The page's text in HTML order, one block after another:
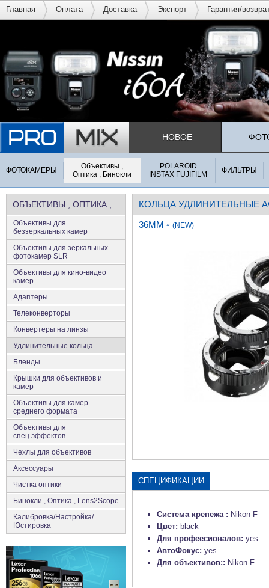
Главная Оплата Доставка Экспорт Гарантия/
НОВОЕ
ФОТОКАМЕРЫ
Объективы ,
Оптика , Бинокли
POLAROID
INSTAX FUJIFILM
ФИЛЬТРЫ
ОБЪЕКТИВЫ , ОПТИКА ,
БИНОКЛИ
Объективы для
беззеркальных камер
Объективы для зеркальных
фотокамер SLR
Объективы для кино-видео
камер
Адаптеры
Телеконверторы
Конвертеры на линзы
Удлинительные кольца
Бленды
Крышки для объективов и
камер
Объективы для камер
среднего формата
Объективы для
спец.эффектов
Чехлы для объективов
Аксеcсуары
Чистка оптики
Бинокли , Оптика , Lens2Scope
Калибровка/Настройка/
Юстировка
КОЛЬЦА УДЛИНИТЕЛЬНЫЕ
36MM » (NEW)
СПЕЦИФИКАЦИИ
Система крепежа : Nikon-F
Цвет: black
Для профеесионалов: yes
АвтоФокус: yes
Для объективов:: Nikon-F